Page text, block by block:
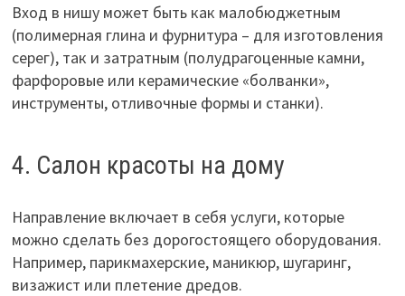
Вход в нишу может быть как малобюджетным
(полимерная глина и фурнитура – для изготовления
серег), так и затратным (полудрагоценные камни,
фарфоровые или керамические «болванки»,
инструменты, отливочные формы и станки).
4. Салон красоты на дому
Направление включает в себя услуги, которые
можно сделать без дорогостоящего оборудования.
Например, парикмахерские, маникюр, шугаринг,
визажист или плетение дредов.